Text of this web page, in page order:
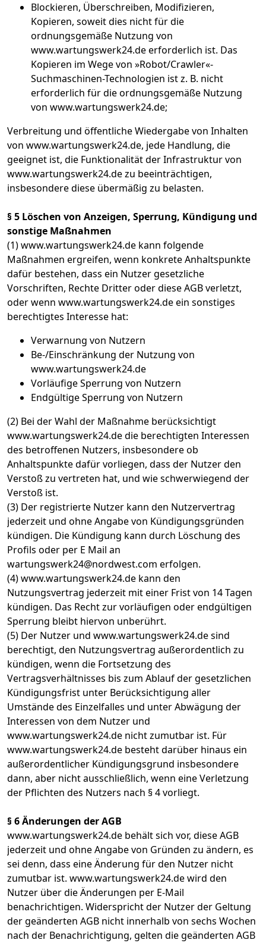
Blockieren, Überschreiben, Modifizieren,
Kopieren, soweit dies nicht für die
ordnungsgemäße Nutzung von
www.wartungswerk24.de erforderlich ist. Das
Kopieren im Wege von »Robot/Crawler«-
Suchmaschinen-Technologien ist z. B. nicht
erforderlich für die ordnungsgemäße Nutzung
von www.wartungswerk24.de;
Verbreitung und öffentliche Wiedergabe von Inhalten
von www.wartungswerk24.de, jede Handlung, die
geeignet ist, die Funktionalität der Infrastruktur von
www.wartungswerk24.de zu beeinträchtigen,
insbesondere diese übermäßig zu belasten.
§ 5 Löschen von Anzeigen, Sperrung, Kündigung und
sonstige Maßnahmen
(1) www.wartungswerk24.de kann folgende
Maßnahmen ergreifen, wenn konkrete Anhaltspunkte
dafür bestehen, dass ein Nutzer gesetzliche
Vorschriften, Rechte Dritter oder diese AGB verletzt,
oder wenn www.wartungswerk24.de ein sonstiges
berechtigtes Interesse hat:
Verwarnung von Nutzern
Be-/Einschränkung der Nutzung von
www.wartungswerk24.de
Vorläufige Sperrung von Nutzern
Endgültige Sperrung von Nutzern
(2) Bei der Wahl der Maßnahme berücksichtigt
www.wartungswerk24.de die berechtigten Interessen
des betroffenen Nutzers, insbesondere ob
Anhaltspunkte dafür vorliegen, dass der Nutzer den
Verstoß zu vertreten hat, und wie schwerwiegend der
Verstoß ist.
(3) Der registrierte Nutzer kann den Nutzervertrag
jederzeit und ohne Angabe von Kündigungsgründen
kündigen. Die Kündigung kann durch Löschung des
Profils oder per E Mail an
wartungswerk24@nordwest.com erfolgen.
(4) www.wartungswerk24.de kann den
Nutzungsvertrag jederzeit mit einer Frist von 14 Tagen
kündigen. Das Recht zur vorläufigen oder endgültigen
Sperrung bleibt hiervon unberührt.
(5) Der Nutzer und www.wartungswerk24.de sind
berechtigt, den Nutzungsvertrag außerordentlich zu
kündigen, wenn die Fortsetzung des
Vertragsverhältnisses bis zum Ablauf der gesetzlichen
Kündigungsfrist unter Berücksichtigung aller
Umstände des Einzelfalles und unter Abwägung der
Interessen von dem Nutzer und
www.wartungswerk24.de nicht zumutbar ist. Für
www.wartungswerk24.de besteht darüber hinaus ein
außerordentlicher Kündigungsgrund insbesondere
dann, aber nicht ausschließlich, wenn eine Verletzung
der Pflichten des Nutzers nach § 4 vorliegt.
§ 6 Änderungen der AGB
www.wartungswerk24.de behält sich vor, diese AGB
jederzeit und ohne Angabe von Gründen zu ändern, es
sei denn, dass eine Änderung für den Nutzer nicht
zumutbar ist. www.wartungswerk24.de wird den
Nutzer über die Änderungen per E-Mail
benachrichtigen. Widerspricht der Nutzer der Geltung
der geänderten AGB nicht innerhalb von sechs Wochen
nach der Benachrichtigung, gelten die geänderten AGB